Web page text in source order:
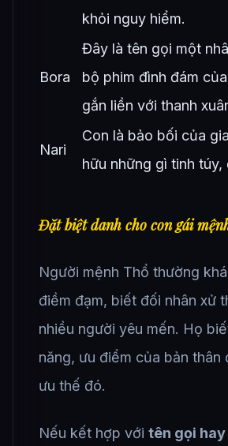
khỏi nguy hiểm.
Bora
Đây là tên gọi một
bộ phim đình đám
gắn liền với thanh
Nari
Con là bảo bối của
hữu những gì tinh túy,
Đặt biệt danh cho con gái
Người mệnh Thổ thường
điềm đạm, biết đối nhân xử
nhiều người yêu mến. Họ
năng, ưu điểm của bản thân
ưu thế đó.
Nếu kết hợp với tên gọi